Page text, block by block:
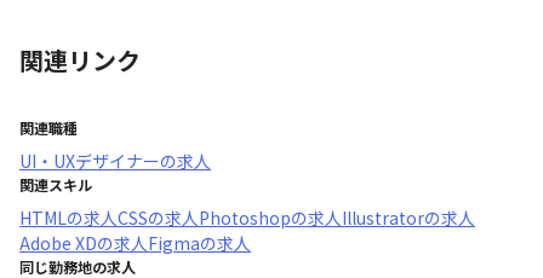
関連リンク
関連職種
UI・UXデザイナーの求人
関連スキル
HTMLの求人CSSの求人Photoshopの求人Illustratorの求人
Adobe XDの求人Figmaの求人
同じ勤務地の求人